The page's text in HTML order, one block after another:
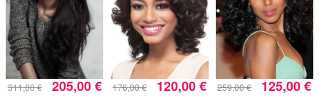
311,00 € 205,00 € 176,00 € 120,00 € 259,00 € 125,00 €